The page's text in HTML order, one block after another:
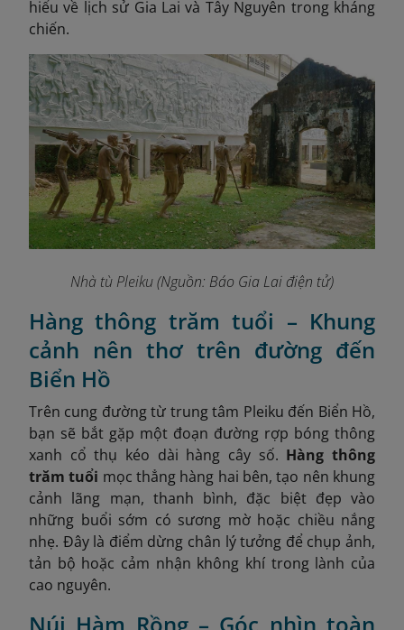
hiểu về lịch sử Gia Lai và Tây Nguyên trong kháng
chiến.
Nhà tù Pleiku(Nguồn: Báo Gia Lai điện tử)
Hàng thông trăm tuổi – Khung
cảnh nên thơ trên đường đến
Biển Hồ
Trên cung đường từ trung tâm Pleiku đến Biển Hồ,
bạn sẽ bắt gặp một đoạn đường rợp bóng thông
xanh cổ thụ kéo dài hàng cây số. Hàng thông
trăm tuổi mọc thẳng hàng hai bên, tạo nên khung
cảnh lãng mạn, thanh bình, đặc biệt đẹp vào
những buổi sớm có sương mờ hoặc chiều nắng
nhẹ. Đây là điểm dừng chân lý tưởng để chụp ảnh,
tản bộ hoặc cảm nhận không khí trong lành của
cao nguyên.